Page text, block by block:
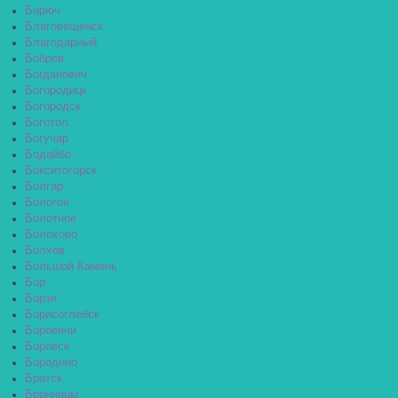
Бирюч
Благовещенск
Благодарный
Бобров
Богданович
Богородицк
Богородск
Боготол
Богучар
Бодайбо
Бокситогорск
Болгар
Бологое
Болотное
Болохово
Болхов
Большой Камень
Бор
Борзя
Борисоглебск
Боровичи
Боровск
Бородино
Братск
Бронницы